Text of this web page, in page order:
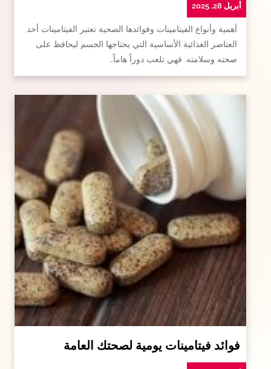
أبريل 28, 2025
أهمية وأنواع الفيتامينات وفوائدها الصحية تعتبر الفيتامينات أحد
العناصر الغذائية الأساسية التي يحتاجها الجسم ليحافظ على
صحته وسلامته. فهي تلعب دوراً هاماً…
فوائد فيتامينات يومية لصحتك العامة